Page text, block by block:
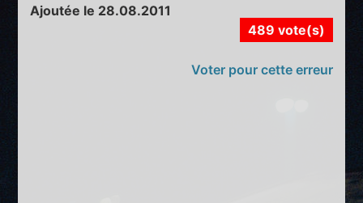
Ajoutée le 28.08.2011
489 vote(s)
Voter pour cette erreur